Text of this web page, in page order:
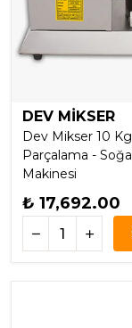
DEV MİKSER
Dev Mikser 10
Parçalama -
Makinesi
₺ 17,692.00